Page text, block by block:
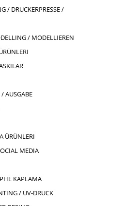
/ DRUCKERPRESSE /
/ MODELLIEREN
AUSGABE
ÜRÜNLERI
MEDIA
KAPLAMA
/ UV-DRUCK